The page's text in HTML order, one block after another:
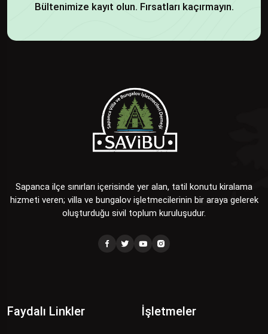
Bültenimize kayıt olun. Fırsatları kaçırmayın.
Sapanca ilçe sınırları içerisinde yer alan, tatil konutu kiralama
hizmeti veren; villa ve bungalov işletmecilerinin bir araya gelerek
oluşturduğu sivil toplum kuruluşudur.
Faydalı Linkler İşletmeler